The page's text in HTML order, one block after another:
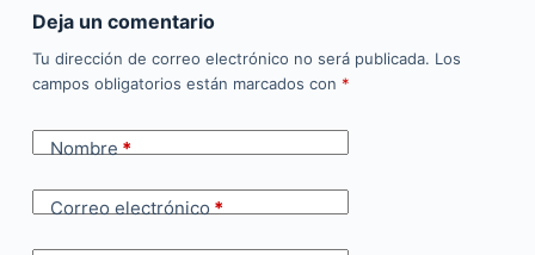
Deja un comentario
Tu dirección de correo electrónico no será publicada. Los
campos obligatorios están marcados con *
Nombre*
Correo electrónico*